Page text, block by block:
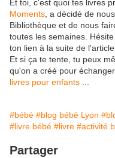
Et toi, c'est quoi tes livres
Moments , a décidé de
Bibliothèque et de nous
toutes les semaines.
ton lien à la suite de
Et si ça te tente, tu peux
qu'on a créé pour échanger
livres pour enfants
#bébé #blog bébé Lyon
#livre bébé #livre #activité
Partager